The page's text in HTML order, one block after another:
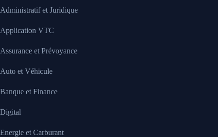
Administratif et Juridique
Application VTC
Assurance et Prévoyance
Auto et Véhicule
Banque et Finance
Digital
Energie et Carburant